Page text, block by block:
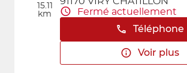
15.11
km
Fermé actuellement
Téléphone
Voir plus